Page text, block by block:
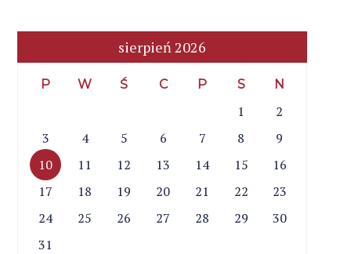
sierpień 2026
P W Ś C P S N
1
2
3
4 5 6 7 8
9
10
11 12 13 14 15
16
17
18 19 20 21 22
23
24
25 26 27 28 29
30
31